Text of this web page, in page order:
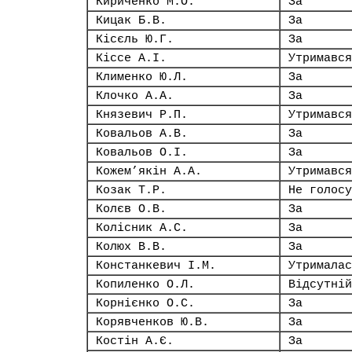
Кицак Б.В.
За
Кісєль Ю.Г.
За
Кіссе А.І.
Утримався
Клименко Ю.Л.
За
Клочко А.А.
За
Князевич Р.П.
Утримався
Ковальов А.В.
За
Ковальов О.І.
За
Кожем’якін А.А.
Утримався
Козак Т.Р.
Не
Колєв О.В.
За
Колісник А.С.
За
Колюх В.В.
За
Констанкевич І.М.
Копиленко О.Л.
Відсутній
Корнієнко О.С.
За
Корявченков Ю.В.
За
Костін А.Є.
За